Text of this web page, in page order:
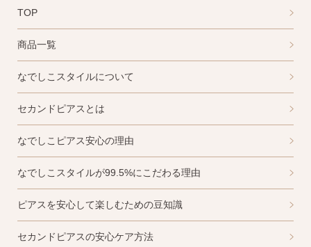
平日 9:00〜17:00
AM10:00までの
即日発送
金属アレルギーが出た
TOP
商品一覧
なでしこスタイルについて
セカンドピアスとは
なでしこピアス安心の理由
なでしこスタイルが99.5%にこだわる理由
ピアスを安心して楽しむための豆知識
セカンドピアスの安心ケア方法